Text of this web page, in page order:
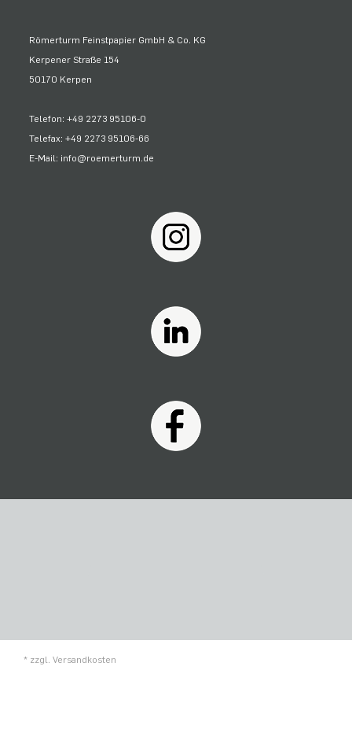
Römerturm Feinstpapier GmbH & Co. KG
Kerpener Straße 154
50170 Kerpen
Telefon: +49 2273 95106-0
Telefax: +49 2273 95106-66
E-Mail: info@roemerturm.de
* zzgl. Versandkosten